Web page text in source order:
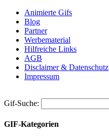
Animierte Gifs
Blog
Partner
Werbematerial
Hilfreiche Links
AGB
Disclaimer & Datenschutz
Impressum
Gif-Suche:
GIF-Kategorien